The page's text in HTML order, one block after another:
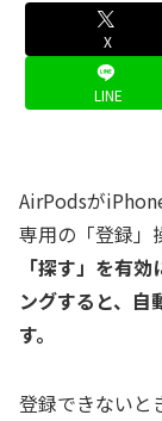
X
LINE
AirPodsが
専用の「登録」
「探す」を有
ングすると、
す。
登録できないと